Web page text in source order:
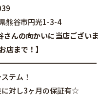
熊谷市円光1-3-4
さんの向かいに当店ござい
店まで！】
テム！
対し3ヶ月の保証有☆